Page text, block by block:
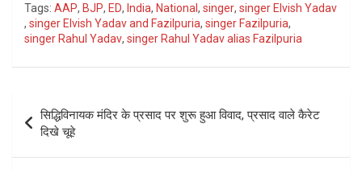
Tags: AAP, BJP, ED, India, National , singer, singer Elvish Yadav
, singer Elvish Yadav and Fazilpuria, singer Fazilpuria,
singer Rahul Yadav, singer Rahul Yadav alias Fazilpuria
navigation
सिद्धिविनायक मंदिर के प्रसाद पर शुरू हुआ विवाद, प्रसाद वाले कैरेट
दिखे चूहे